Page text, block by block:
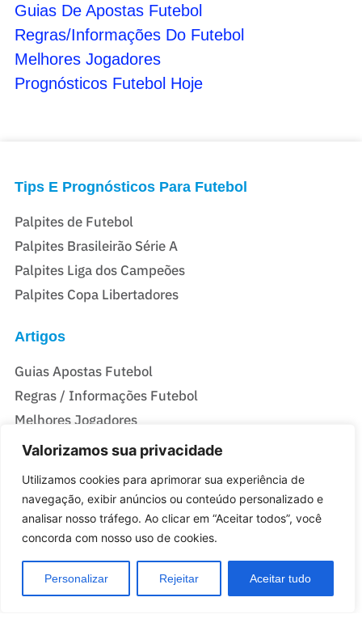
Valorizamos sua privacidade
Utilizamos cookies para aprimorar sua experiência de
navegação, exibir anúncios ou conteúdo personalizado e
analisar nosso tráfego. Ao clicar em “Aceitar todos”, você
concorda com nosso uso de cookies.
Personalizar Rejeitar Aceitar tudo
Guias De Apostas Futebol
Regras/Informações Do Futebol
Melhores Jogadores
Prognósticos Futebol Hoje
Tips E Prognósticos Para Futebol
Palpites de Futebol
Palpites Brasileirão Série A
Palpites Liga dos Campeões
Palpites Copa Libertadores
Artigos
Guias Apostas Futebol
Regras / Informações Futebol
Melhores Jogadores
Casas De Apostas Do Brasil
Melhores Casas de Apostas no Brasil
Melhores sites de Apostas com Bônus no Brasil